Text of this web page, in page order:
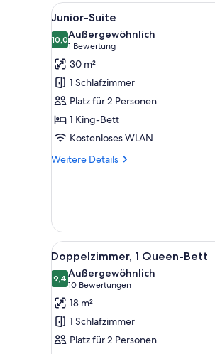
Alle
Fotos
für
Junior-
Suite
anzeigen
Ein
11
Junior-Suite
10,010,0 von 10
Außergewöhnlich
1 Bewertung
(1
Bewertung)
30 m²
1 Schlafzimmer
Platz für 2 Personen
1 King-Bett
Kostenloses WLAN
Weitere Details
Weitere
Alle
Fotos
für
Doppelzimmer,
Queen-
Bett
Ein
5
Doppelzimmer, 1 Queen-Bett
9,49,4 von 10
Außergewöhnlich
10 Bewertungen
(10
Bewertungen)
18 m²
1 Schlafzimmer
Platz für 2 Personen